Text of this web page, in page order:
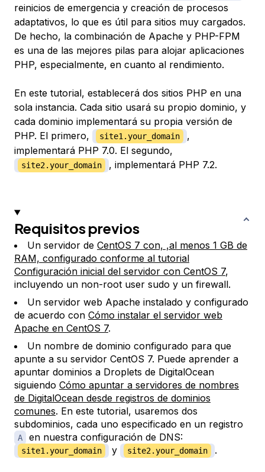
reinicios de emergencia y creación de procesos
adaptativos, lo que es útil para sitios muy cargados.
De hecho, la combinación de Apache y PHP-FPM
es una de las mejores pilas para alojar aplicaciones
PHP, especialmente, en cuanto al rendimiento.
En este tutorial, establecerá dos sitios PHP en una
sola instancia. Cada sitio usará su propio dominio, y
cada dominio implementará su propia versión de
PHP. El primero,
site1.your_domain
,
implementará PHP 7.0. El segundo,
site2.your_domain , implementará PHP 7.2.
Requisitos previos
Un servidor de CentOS 7 con, ,al menos 1 GB de
RAM, configurado conforme al tutorial
Configuración inicial del servidor con CentOS 7,
incluyendo un non-root user sudo y un firewall.
Un servidor web Apache instalado y configurado
de acuerdo con Cómo instalar el servidor web
Apache en CentOS 7.
Un nombre de dominio configurado para que
apunte a su servidor CentOS 7. Puede aprender a
apuntar dominios a Droplets de DigitalOcean
siguiendo Cómo apuntar a servidores de nombres
de DigitalOcean desde registros de dominios
comunes. En este tutorial, usaremos dos
subdominios, cada uno especificado en un registro
A en nuestra configuración de DNS:
site1.your_domain y site2.your_domain .